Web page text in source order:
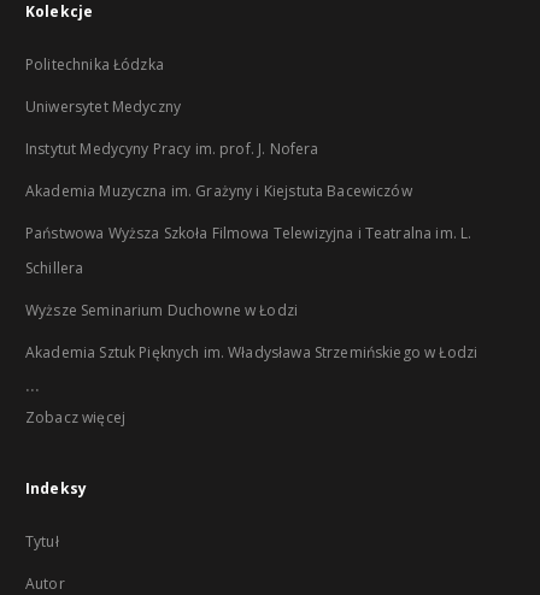
Kolekcje
Politechnika Łódzka
Uniwersytet Medyczny
Instytut Medycyny Pracy im. prof. J. Nofera
Akademia Muzyczna im. Grażyny i Kiejstuta Bacewiczów
Państwowa Wyższa Szkoła Filmowa Telewizyjna i Teatralna im. L.
Schillera
Wyższe Seminarium Duchowne w Łodzi
Akademia Sztuk Pięknych im. Władysława Strzemińskiego w Łodzi
...
Zobacz więcej
Indeksy
Tytuł
Autor